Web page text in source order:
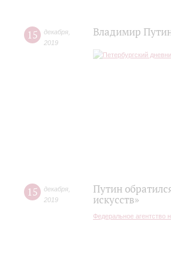
15 декабря
2019
Владимир
15 декабря
2019
Путин
искусств»
Федеральное агентство